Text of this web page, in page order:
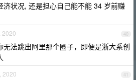
济状况, 还是担心自己能不能 34 岁前赚
40
2020
无法跳出阿里那个圈子，即便是浙大系创
41
2020